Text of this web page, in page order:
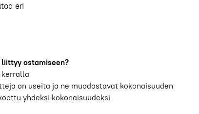
eri
liittyy ostamiseen?
on useita ja ne muodostavat kokonaisuuden
yhdeksi kokonaisuudeksi